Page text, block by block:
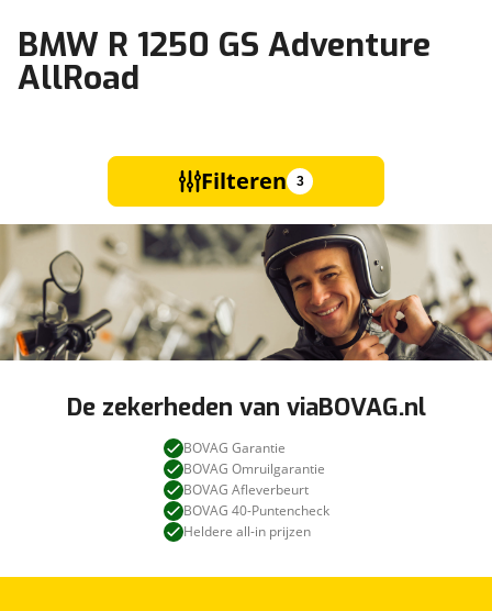
BMW R 1250 GS Adventure
AllRoad
Filteren 3
De zekerheden van viaBOVAG.nl
BOVAG Garantie
BOVAG Omruilgarantie
BOVAG Afleverbeurt
BOVAG 40-Puntencheck
Heldere all-in prijzen